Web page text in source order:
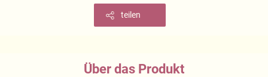
teilen
Über das Produkt